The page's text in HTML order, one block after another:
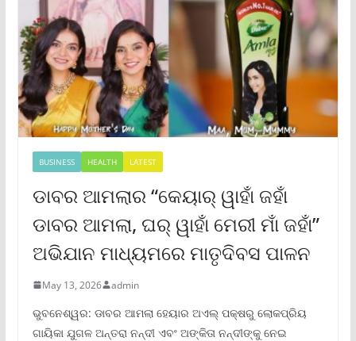
BUSINESS HEALTH LATEST
ଡାବର ଆମଲାର “କେୟାର୍ ୱାହାଁ ଜହାଁ
ଡାବର ଆମଲା, ଘର୍ ୱାହାଁ ମେରୀ ମାଁ ଜହାଁ”
ଅଭିଯାନ ମାଧ୍ୟମରେ ମାତୃଦିବସ ପାଳନ
May 13, 2026 admin
ଭୁବନେଶ୍ୱର: ଡାବର ଆମଲା ହେୟାର ଅଏଲ୍ ପକ୍ଷରୁ ଲୋକପ୍ରିୟ
ଗାୟିକା ଯୁଗଳ ଅନ୍ତରା ନନ୍ଦୀ ଏବଂ ଅଙ୍କିତା ନନ୍ଦୀଙ୍କୁ ନେଇ